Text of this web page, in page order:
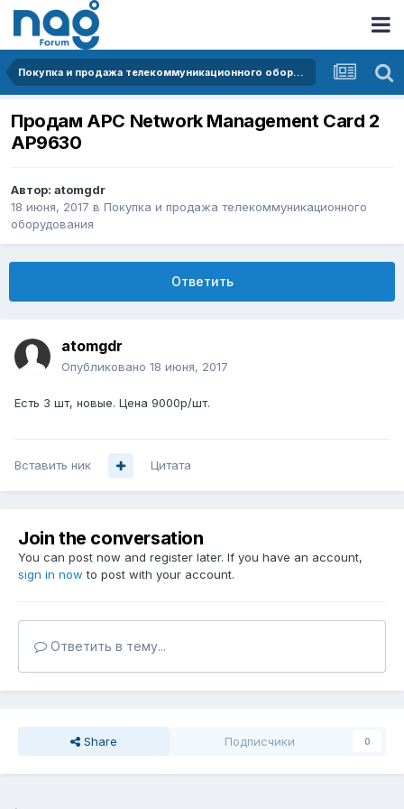
Покупка и продажа телекоммуникационного оборудования
Продам APC Network Management Card 2
AP9630
Автор: atomgdr
18 июня, 2017 в Покупка и продажа телекоммуникационного
оборудования
Ответить
atomgdr
Опубликовано 18 июня, 2017
Есть 3 шт, новые. Цена 9000р/шт.
Вставить ник Цитата
Join the conversation
You can post now and register later. If you have an account,
sign in now to post with your account.
Ответить в тему...
Share Подписчики 0